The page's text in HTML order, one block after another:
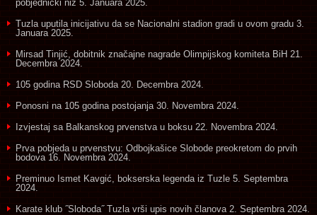
pobjednički niz 5. Januara 2025.
Tuzla uputila inicijativu da se Nacionalni stadion gradi u ovom gradu 3.
Januara 2025.
Mirsad Tinjić, dobitnik značajne nagrade Olimpijskog komiteta BiH 21.
Decembra 2024.
105 godina RSD Sloboda 20. Decembra 2024.
Ponosni na 105 godina postojanja 30. Novembra 2024.
Izvjestaj sa Balkanskog prvenstva u boksu 22. Novembra 2024.
Prva pobjeda u prvenstvu: Odbojkašice Slobode preokretom do prvih
bodova 16. Novembra 2024.
Preminuo Ismet Kavgić, bokserska legenda iz Tuzle 5. Septembra
2024.
Karate klub ˝Sloboda˝ Tuzla vrši upis novih članova 2. Septembra 2024.